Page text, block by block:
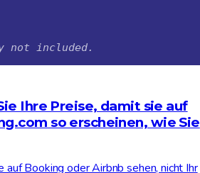
Ihre Preise, damit sie auf
so erscheinen, wie Sie
auf Booking oder Airbnb sehen, nicht Ihr